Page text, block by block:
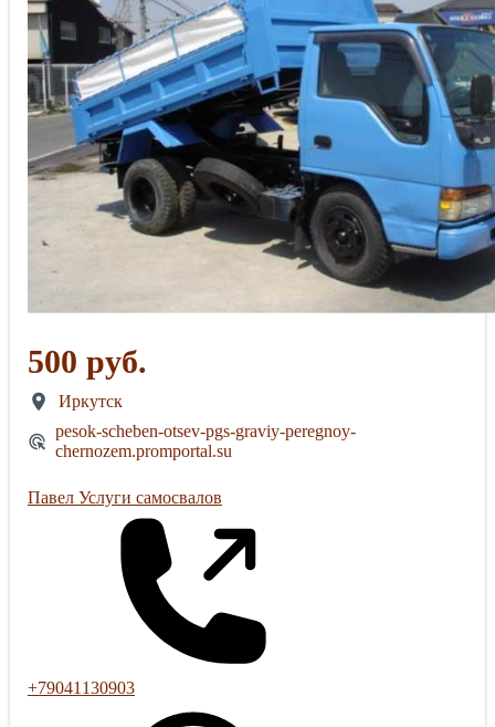
500 руб.
Иркутск
pesok-scheben-otsev-pgs-graviy-peregnoy-
chernozem.promportal.su
Павел Услуги самосвалов
+79041130903